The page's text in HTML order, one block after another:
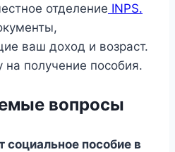
отделение INPS.
ваш доход и возраст.
на получение пособия.
вопросы
социальное пособие в